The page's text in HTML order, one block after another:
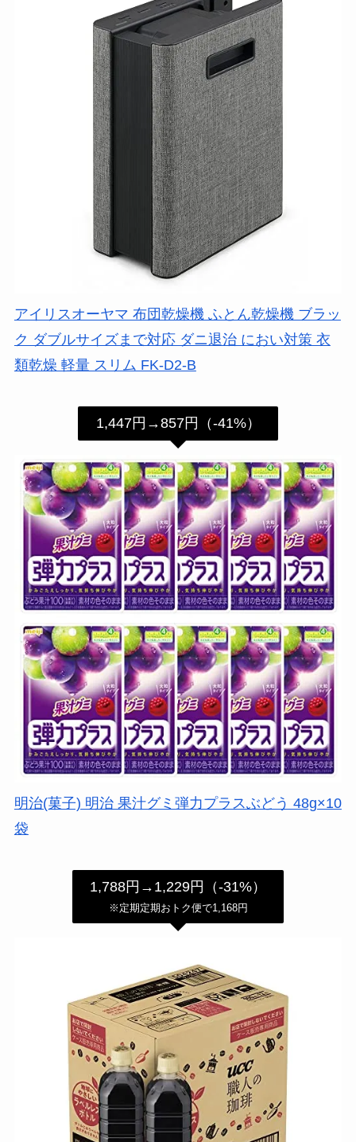
アイリスオーヤマ 布団乾燥機 ふとん乾燥機 ブラッ
ク ダブルサイズまで対応 ダニ退治 におい対策 衣
類乾燥 軽量 スリム FK-D2-B
1,447円→857円（-41%）
明治(菓子) 明治 果汁グミ弾力プラスぶどう 48g×10
袋
1,788円→1,229円（-31%）
※定期定期おトク便で1,168円